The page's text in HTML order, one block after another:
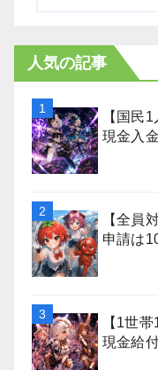
人気の記事
【国民
現金入
【全員
申請は
【1世
現金給